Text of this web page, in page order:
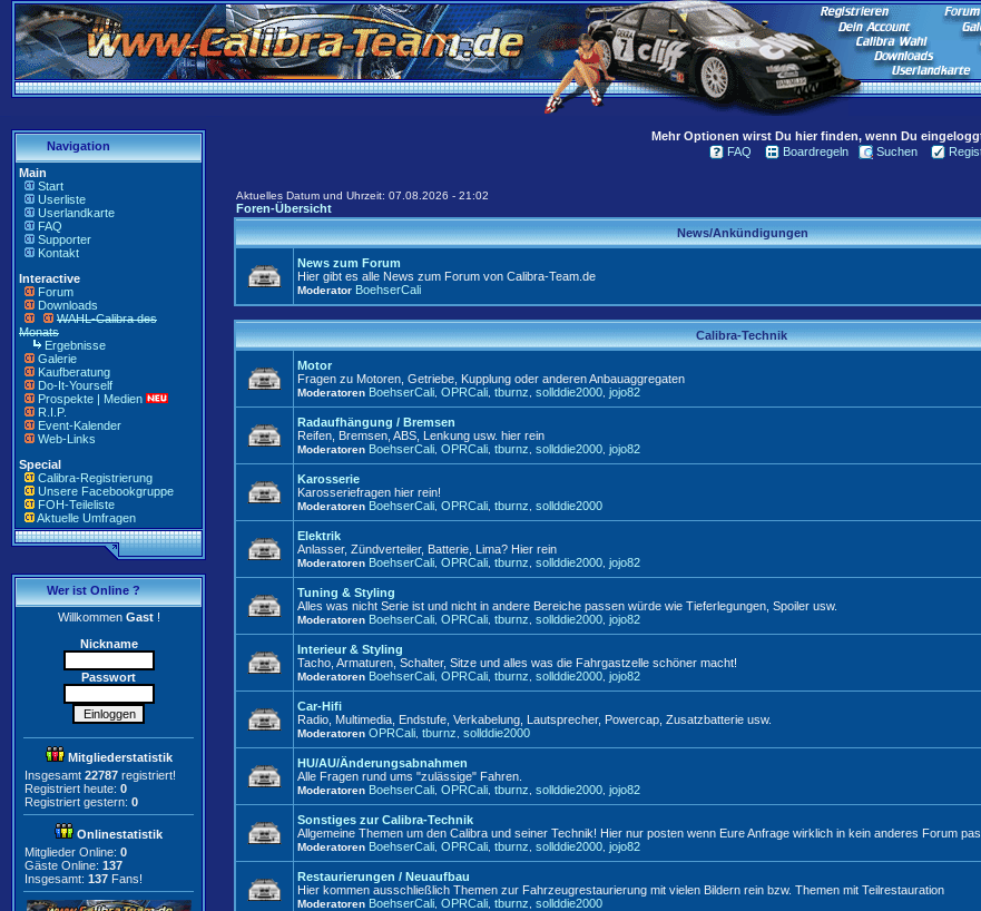
Navigation
Main
Start
Userliste
Userlandkarte
FAQ
Supporter
Kontakt
Interactive
Forum
Downloads
WAHL-Calibra des
Monats
Ergebnisse
Galerie
Kaufberatung
Do-It-Yourself
Prospekte | Medien
R.I.P.
Event-Kalender
Web-Links
Special
Calibra-Registrierung
Unsere Facebookgruppe
FOH-Teileliste
Aktuelle Umfragen
Wer ist Online ?
WillkommenGast!
Nickname
Passwort
Mitgliederstatistik
Insgesamt 22787 registriert!
Registriert heute: 0
Registriert gestern: 0
Onlinestatistik
Mitglieder Online: 0
Gäste Online: 137
Insgesamt: 137 Fans!
Mehr Optionen wirst Du hier finden, wenn Du
FAQ
Boardregeln Suchen
Aktuelles Datum und Uhrzeit: 07.08.2026 - 21:02
Foren-Übersicht
News/Ankündigungen
News zum Forum
Hier gibt es alle News zum Forum von Calibra-Team.de
Moderator BoehserCali
Calibra-Technik
Motor
Fragen zu Motoren, Getriebe, Kupplung oder anderen Anbauaggregaten
Moderatoren BoehserCali OPRCali tburnz sollddie2000 jojo82
Radaufhängung / Bremsen
Reifen, Bremsen, ABS, Lenkung usw. hier rein
Moderatoren BoehserCali OPRCali tburnz sollddie2000 jojo82
Karosserie
Karosseriefragen hier rein!
Moderatoren BoehserCali OPRCali tburnz sollddie2000
Elektrik
Anlasser, Zündverteiler, Batterie, Lima? Hier rein
Moderatoren BoehserCali OPRCali tburnz sollddie2000 jojo82
Tuning & Styling
Alles was nicht Serie ist und nicht in andere Bereiche passen würde wie Tieferlegungen, Spoiler usw.
Moderatoren BoehserCali OPRCali tburnz sollddie2000 jojo82
Interieur & Styling
Tacho, Armaturen, Schalter, Sitze und alles was die Fahrgastzelle schöner macht!
Moderatoren BoehserCali OPRCali tburnz sollddie2000 jojo82
Car-Hifi
Radio, Multimedia, Endstufe, Verkabelung, Lautsprecher, Powercap, Zusatzbatterie usw.
Moderatoren OPRCali tburnz sollddie2000
HU/AU/Änderungsabnahmen
Alle Fragen rund ums "zulässige" Fahren.
Moderatoren BoehserCali OPRCali tburnz sollddie2000 jojo82
Sonstiges zur Calibra-Technik
Allgemeine Themen um den Calibra und seiner Technik! Hier nur posten wenn Eure Anfrage wirklich in kein anderes Forum
Moderatoren BoehserCali OPRCali tburnz sollddie2000 jojo82
Restaurierungen / Neuaufbau
Hier kommen ausschließlich Themen zur Fahrzeugrestaurierung mit vielen Bildern rein bzw. Themen mit Teilrestauration
Moderatoren BoehserCali OPRCali tburnz sollddie2000